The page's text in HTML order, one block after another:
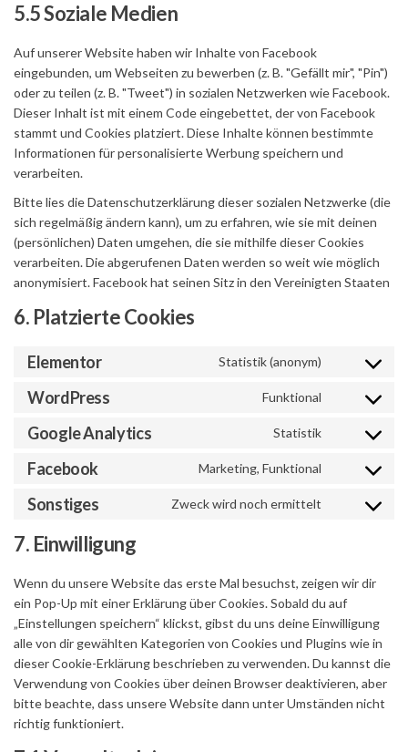
5.5 Soziale Medien
Auf unserer Website haben wir Inhalte von Facebook
eingebunden, um Webseiten zu bewerben (z. B. "Gefällt mir", "Pin")
oder zu teilen (z. B. "Tweet") in sozialen Netzwerken wie Facebook.
Dieser Inhalt ist mit einem Code eingebettet, der von Facebook
stammt und Cookies platziert. Diese Inhalte können bestimmte
Informationen für personalisierte Werbung speichern und
verarbeiten.
Bitte lies die Datenschutzerklärung dieser sozialen Netzwerke (die
sich regelmäßig ändern kann), um zu erfahren, wie sie mit deinen
(persönlichen) Daten umgehen, die sie mithilfe dieser Cookies
verarbeiten. Die abgerufenen Daten werden so weit wie möglich
anonymisiert. Facebook hat seinen Sitz in den Vereinigten Staaten
6. Platzierte Cookies
Elementor Statistik (anonym)
Consent
service
elementor
WordPress Funktional
Consent
service
wordpress
Google Analytics Statistik
Consent
service
google-
Facebook Marketing, Funktional
Consent
service
Sonstiges Zweck wird noch ermittelt
Consent
7. Einwilligung
Wenn du unsere Website das erste Mal besuchst, zeigen wir dir
ein Pop-Up mit einer Erklärung über Cookies. Sobald du auf
„Einstellungen speichern“ klickst, gibst du uns deine Einwilligung
alle von dir gewählten Kategorien von Cookies und Plugins wie in
dieser Cookie-Erklärung beschrieben zu verwenden. Du kannst die
Verwendung von Cookies über deinen Browser deaktivieren, aber
bitte beachte, dass unsere Website dann unter Umständen nicht
richtig funktioniert.